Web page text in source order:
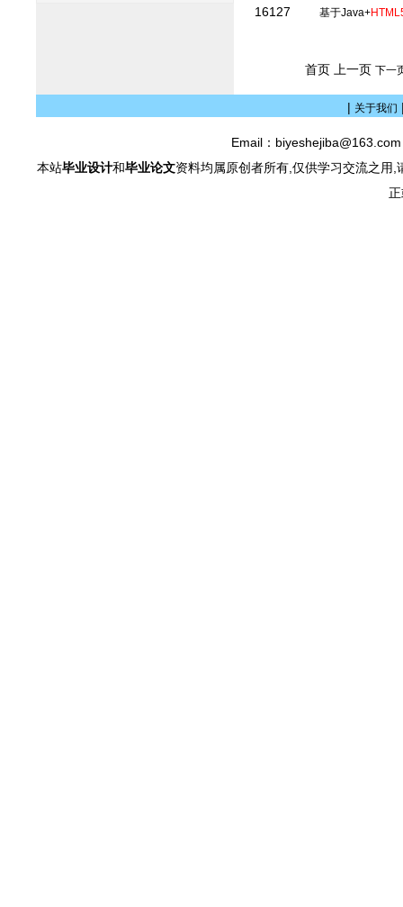
16127 基于Java+
首页 上一页 下一
| 关于我们
Email：
本站毕业设计和毕业论文资料均属原创者所有,仅供学习交流之用